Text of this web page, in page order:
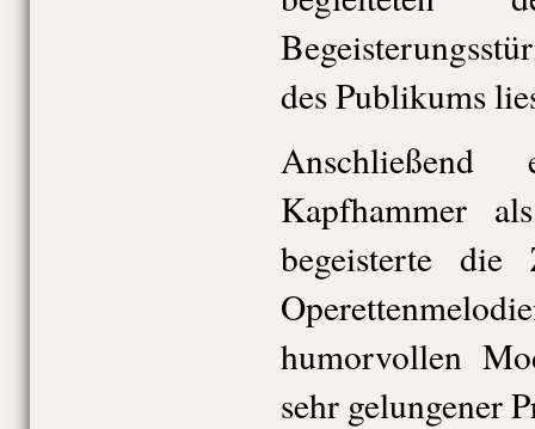
des Publikums
Kapfhammer
begeisterte die
humorvollen
sehr gelungener